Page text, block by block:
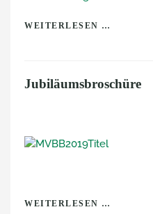
WEITERLESEN …
Jubiläumsbroschüre
WEITERLESEN …